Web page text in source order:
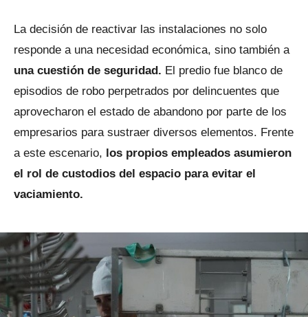
La decisión de reactivar las instalaciones no solo
responde a una necesidad económica, sino también a
una cuestión de seguridad. El predio fue blanco de
episodios de robo perpetrados por delincuentes que
aprovecharon el estado de abandono por parte de los
empresarios para sustraer diversos elementos. Frente
a este escenario, los propios empleados asumieron
el rol de custodios del espacio para evitar el
vaciamiento.